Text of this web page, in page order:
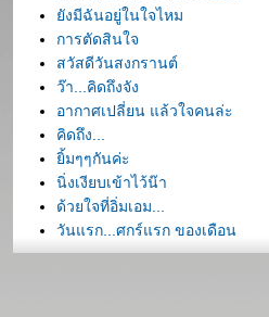
ังมีฉันอยู่ในใจไหม
การตัดสินใจ
สวัสดีวันสงกรานต์
ว๊า...คิดถึงจัง
อากาศเปลี่ยน แล้วใจคนล่ะ
คิดถึง...
ิ้มๆๆกันค่ะ
นิ่งเงียบเข้าไว้น๊า
ด้วยใจที่อิ่มเอม...
วันแรก...ศุกร์แรก ของเดือน
กับวันทำงานวันแรกของสัปดาห์